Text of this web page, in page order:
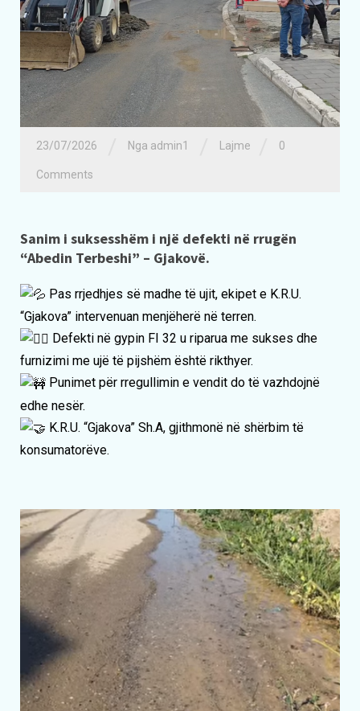
23/07/2026 Nga admin1 Lajme 0
Comments
Sanim i suksesshëm i një defekti në rrugën
“Abedin Terbeshi” – Gjakovë.
Pas rrjedhjes së madhe të ujit, ekipet e K.R.U.
“Gjakova” intervenuan menjëherë në terren.
Defekti në gypin FI 32 u riparua me sukses dhe
furnizimi me ujë të pijshëm është rikthyer.
Punimet për rregullimin e vendit do të vazhdojnë
edhe nesër.
K.R.U. “Gjakova” Sh.A, gjithmonë në shërbim të
konsumatorëve.